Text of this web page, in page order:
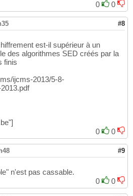
0
0
#8
est-il supérieur à un
des algorithmes SED créés par la
finis
ijcms-2013/5-8-
0
0
#9
n'est pas cassable.
0
0